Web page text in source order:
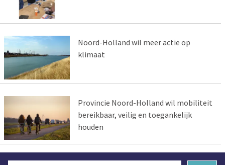
Noord-Holland wil meer actie op
klimaat
Provincie Noord-Holland wil mobiliteit
bereikbaar, veilig en toegankelijk
houden